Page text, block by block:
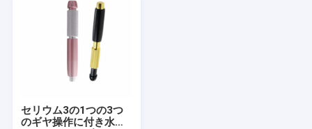
セリウム3の1つの3つ
のギヤ操作に付き水平